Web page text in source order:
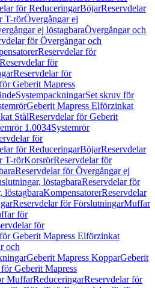
för ReduceringarBöjarReservdelar
T-rörÖvergångar ej
ej löstagbaraÖvergångar och
för Övergångar och
Reservdelar för
Reservdelar för
Reservdelar för
Geberit Mapress
SystempackningarSet skruv för
Geberit Mapress Elförzinkat
StålReservdelar för Geberit
1.0034Systemrör
för
för ReduceringarBöjarReservdelar
T-rörKorsrörReservdelar för
Reservdelar för Övergångar ej
löstagbaraReservdelar för
löstagbaraKompensatorerReservdelar
Reservdelar för FörslutningarMuffar
för
för
Geberit Mapress Elförzinkat
och
Geberit Mapress KopparGeberit
Geberit Mapress
MuffarReduceringarReservdelar för